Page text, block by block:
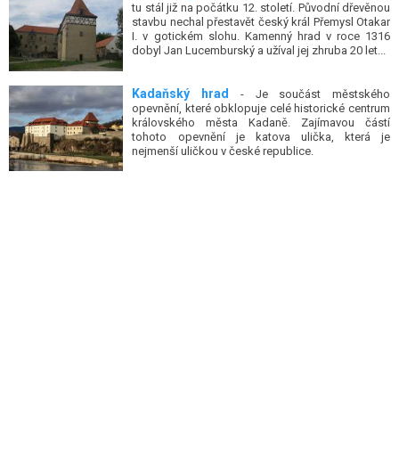
tu stál již na počátku 12. století. Původní dřevěnou
stavbu nechal přestavět český král Přemysl Otakar
I. v gotickém slohu. Kamenný hrad v roce 1316
dobyl Jan Lucemburský a užíval jej zhruba 20 let...
Kadaňský hrad - Je součást městského
opevnění, které obklopuje celé historické centrum
královského města Kadaně. Zajímavou částí
tohoto opevnění je katova ulička, která je
nejmenší uličkou v české republice.